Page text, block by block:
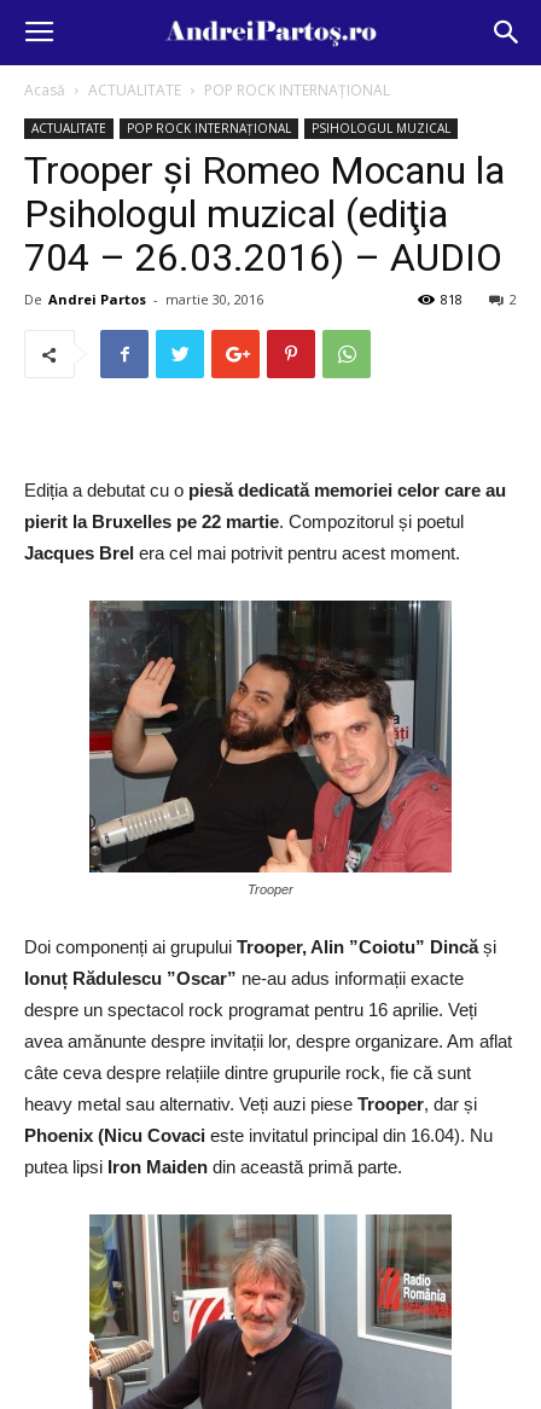
Acasă ACTUALITATE POP ROCK INTERNAȚIONAL
ACTUALITATE POP ROCK INTERNAȚIONAL PSIHOLOGUL MUZICAL
Trooper şi Romeo Mocanu la
Psihologul muzical (ediţia
704 – 26.03.2016) – AUDIO
De Andrei Partos - martie 30, 2016 2
818
Ediția a debutat cu o piesă dedicată memoriei celor care au
pierit la Bruxelles pe 22 martie. Compozitorul și poetul
Jacques Brel era cel mai potrivit pentru acest moment.
Trooper
Doi componenți ai grupului Trooper, Alin ”Coiotu” Dincăși
Ionuț Rădulescu ”Oscar” ne-au adus informații exacte
despre un spectacol rock programat pentru 16 aprilie. Veți
avea amănunte despre invitații lor, despre organizare. Am aflat
câte ceva despre relațiile dintre grupurile rock, fie că sunt
heavy metal sau alternativ. Veți auzi piese Trooper, dar și
Phoenix (Nicu Covaci este invitatul principal din 16.04). Nu
putea lipsi Iron Maiden din această primă parte.